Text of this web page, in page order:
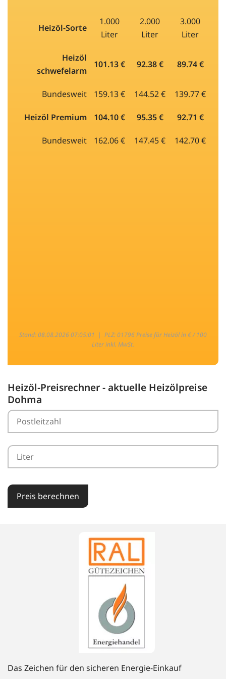
Heizöl-Sorte
1.000
Liter
2.000
Liter
3.000
Liter
Heizöl
schwefelarm
101.13 € 92.38 € 89.74 €
Bundesweit 159.13 € 144.52 € 139.77 €
Heizöl Premium 104.10 € 95.35 € 92.71 €
Bundesweit 162.06 € 147.45 € 142.70 €
Stand: 08.08.2026 07:05:01 | PLZ: 01796 Preise für Heizöl in € / 100
Liter inkl. MwSt.
Heizöl-Preisrechner - aktuelle Heizölpreise
Dohma
Preis berechnen
Das Zeichen für den sicheren Energie-Einkauf